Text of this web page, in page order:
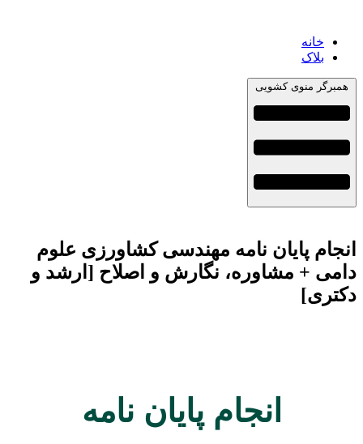
خانه
بلاک
همبرگر منوی کشویی
انجام پایان نامه مهندسی کشاورزی علوم
دامی + مشاوره، نگارش و اصلاح [ارشد و
دکتری]
انجام پایان نامه